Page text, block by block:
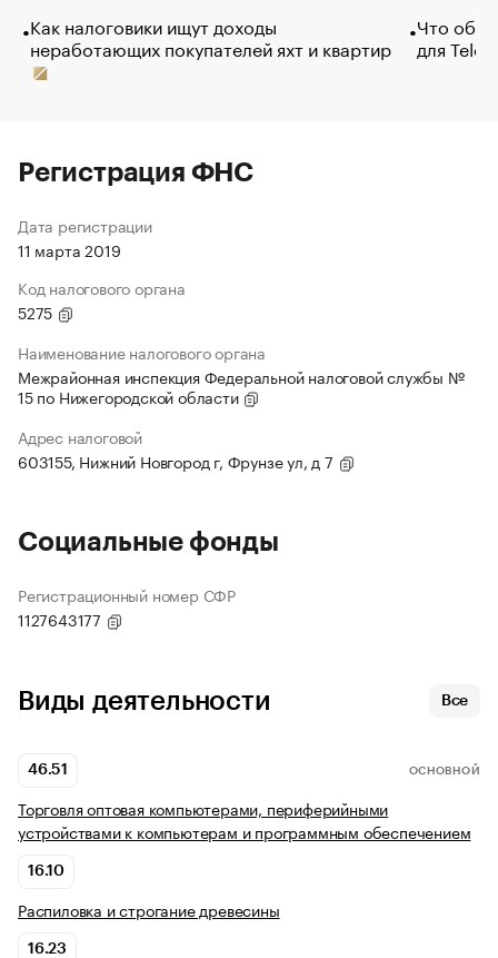
Как налоговики ищут доходы
неработающих покупателей яхт и квартир
Что
для
Регистрация ФНС
Дата регистрации
11 марта 2019
Код налогового органа
5275
Наименование налогового органа
Межрайонная инспекция Федеральной налоговой службы №
15 по Нижегородской области
Адрес налоговой
603155, Нижний Новгород г, Фрунзе ул, д 7
Социальные фонды
Регистрационный номер СФР
1127643177
Виды деятельности Все
46.51 ОСНОВНОЙ
Торговля оптовая компьютерами, периферийными
устройствами к компьютерам и программным обеспечением
16.10
Распиловка и строгание древесины
16.23